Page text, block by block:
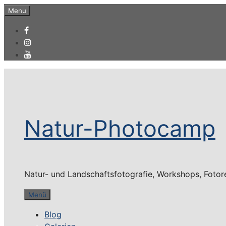
Zum
springen
Menu
Natur-Photocamp
Natur- und Landschaftsfotografie, Workshops,
Menü
Blog